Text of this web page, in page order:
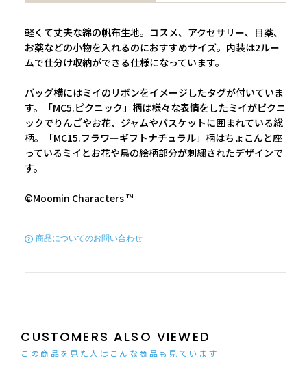
軽くて丈夫な綿の帆布生地。コスメ、アクセサリー、目薬、
お薬などの小物を入れるのにおすすめサイズ。内装は2ルー
ムで仕分け収納ができる仕様になっています。
バッグ横にはミイのリボンをイメージしたタグが付いていま
す。「MC5.ピクニック」柄は様々な表情をしたミイがピクニ
ックでりんごやお花、ジャムやバスケットに囲まれている総
柄。「MC15.フラワーギフトナチュラル」柄はちょこんと座
っているミイとお花や鳥の絵柄部分が刺繍されたデザインで
す。
©Moomin Characters ™
商品についてのお問い合わせ
この商品を見た人はこんな商品も見ています
CUSTOMERS ALSO VIEWED